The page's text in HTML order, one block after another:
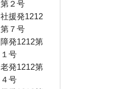
第２号
社援発1212
第７号
障発1212第
１号
老発1212第
４号